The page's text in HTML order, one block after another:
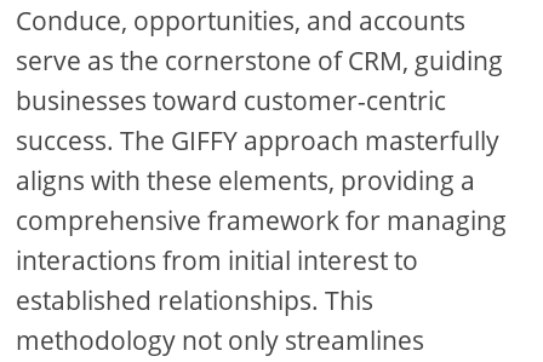
Conduce, opportunities, and accounts
serve as the cornerstone of CRM, guiding
businesses toward customer-centric
success. The GIFFY approach masterfully
aligns with these elements, providing a
comprehensive framework for managing
interactions from initial interest to
established relationships. This
methodology not only streamlines